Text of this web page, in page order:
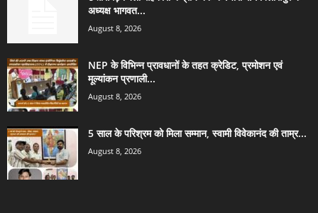
अध्यक्ष भागवत...
August 8, 2026
NEP के विभिन्न प्रावधानों के तहत क्रेडिट, प्रमोशन एवं
मूल्यांकन प्रणाली...
August 8, 2026
5 साल के परिश्रम को मिला सम्मान, स्वामी विवेकानंद की ताम्र...
August 8, 2026